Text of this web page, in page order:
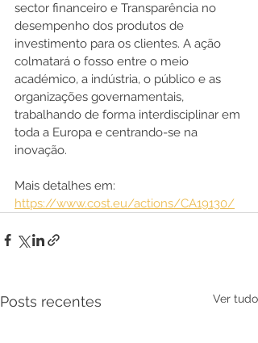
sector financeiro e Transparência no
desempenho dos produtos de
investimento para os clientes. A ação
colmatará o fosso entre o meio
académico, a indústria, o público e as
organizações governamentais,
trabalhando de forma interdisciplinar em
toda a Europa e centrando-se na
inovação.
Mais detalhes em:
https://www.cost.eu/actions/CA19130/
Posts recentes Ver tudo